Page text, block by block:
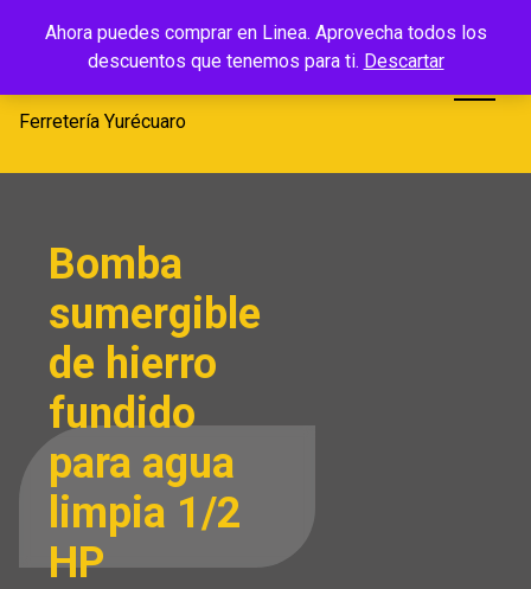
Ahora puedes comprar en Linea. Aprovecha todos los
descuentos que tenemos para ti. Descartar
Ferretería
Yurécuaro
Ferretería Yurécuaro
Bomba
sumergible
de hierro
fundido
para agua
limpia 1/2
HP